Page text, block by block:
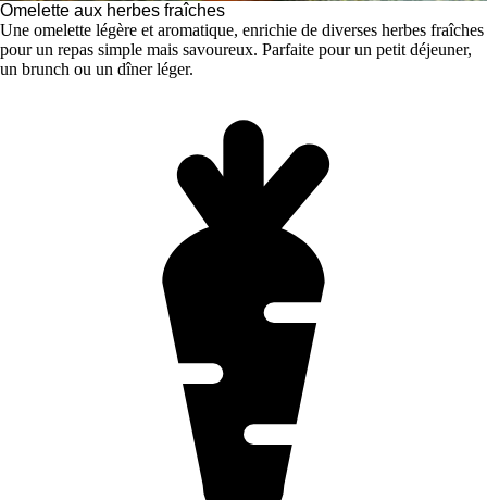
Omelette aux herbes fraîches
Une omelette légère et aromatique, enrichie de diverses herbes fraîches
pour un repas simple mais savoureux. Parfaite pour un petit déjeuner,
un brunch ou un dîner léger.